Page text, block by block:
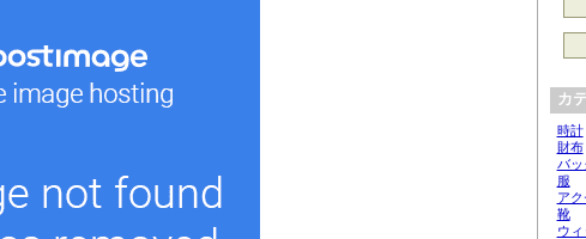
カ
時計
財布
バッ
服
ア
靴
ウ